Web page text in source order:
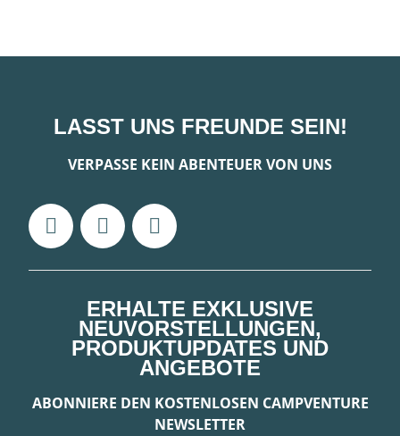
LASST UNS FREUNDE SEIN!
VERPASSE KEIN ABENTEUER VON UNS
ERHALTE EXKLUSIVE
NEUVORSTELLUNGEN,
PRODUKTUPDATES UND
ANGEBOTE
ABONNIERE DEN KOSTENLOSEN CAMPVENTURE
NEWSLETTER